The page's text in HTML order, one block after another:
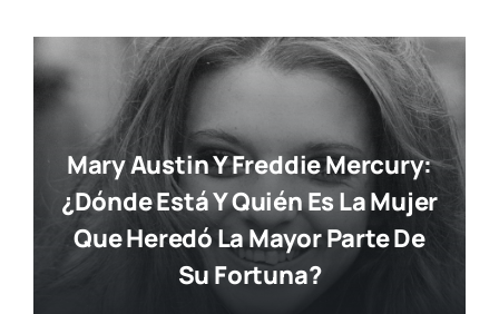
Mary Austin Y Freddie Mercury:
¿dónde Está Y Quién Es La Mujer
Que Heredó La Mayor Parte De
Su Fortuna?